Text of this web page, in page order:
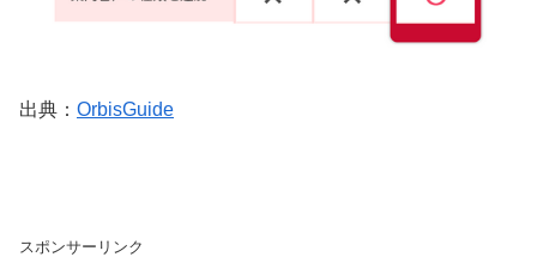
出典： OrbisGuide
スポンサーリンク